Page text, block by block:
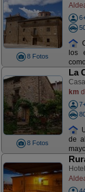
8 Fotos
los
8 Fotos
La
km
de